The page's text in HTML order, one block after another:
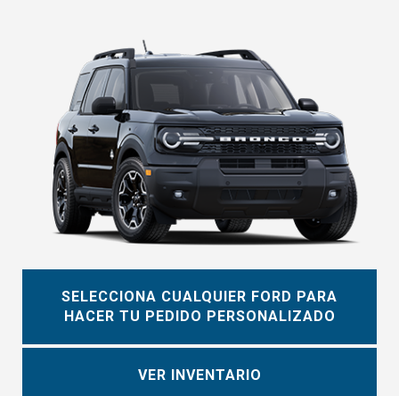
SELECCIONA CUALQUIER FORD PARA
HACER TU PEDIDO PERSONALIZADO
VER INVENTARIO